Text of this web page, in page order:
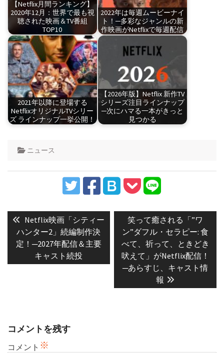
【Netflix月間ランキング】
2020年12月：世界で最も視
聴された映画＆TV番組
TOP10
2022年は毎週ムービーナイ
ト！─多彩なジャンルの新
作映画がNetflixで毎週配信
2021年以降に登場する
NetflixオリジナルTVシリー
ズ ラインナップ一挙公開！
【2026年版】Netflix 新作TV
シリーズ注目ラインナップ
─次にハマる一本がきっと
見つかる
ニュース
稿
ナ
ビ
Previous
post:
Netflix映画「シティー
ハンター2」続編制作決
定！─2027年配信＆主要
キャスト続投
Next
post:
笑って癒される「”ワ
ン”ダフル・セラピー: 食
べて、祈って、ときどき
吠えて」がNetflix配信！
─あらすじ、キャスト情
報
コメントを残す
コメント ※